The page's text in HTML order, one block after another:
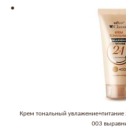
Крем тональный увлажение+питание
003